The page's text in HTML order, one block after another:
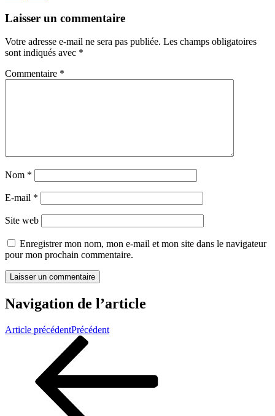
Laisser un commentaire
Votre adresse e-mail ne sera pas publiée. Les champs obligatoires
sont indiqués avec *
Commentaire *
Nom *
E-mail *
Site web
Enregistrer mon nom, mon e-mail et mon site dans le navigateur
pour mon prochain commentaire.
Navigation de l’article
Article précédentPrécédent